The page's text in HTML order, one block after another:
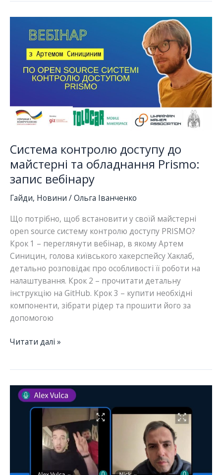
зустріч
14.03
Система контролю доступу до
майстерні та обладнання Prismo:
запис вебінару
Гайди, Новини /Ольга Іванченко
Що потрібно, щоб встановити у своїй майстерні
open source систему контролю доступу PRISMO?
Крок 1 – переглянути вебінар, в якому Артем
Синицин, голова київського хакерспейсу Хаклаб,
детально розповідає про особливості її роботи на
налаштування. Крок 2 – прочитати детальну
інструкцію на GitHub. Крок 3 – купити необхідні
компоненти, зібрати рідер та прошити його за
допомогою
Система
майстерні
обладнання
вебінару
Читати далі »